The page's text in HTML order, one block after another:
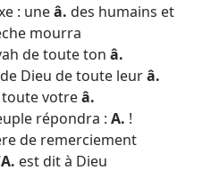
: uneâ. des humains et
mourra
de toute ton â.
Dieu de toute leurâ.
votreâ.
répondra : A. !
de remerciement
A. est dit à Dieu